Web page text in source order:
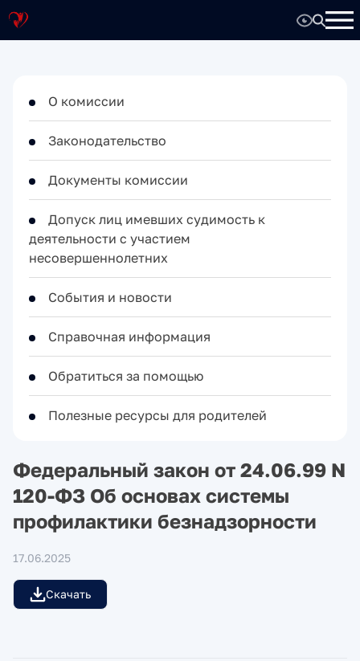
О комиссии
Законодательство
Документы комиссии
Допуск лиц имевших судимость к
деятельности с участием
несовершеннолетних
События и новости
Справочная информация
Обратиться за помощью
Полезные ресурсы для родителей
Федеральный закон от 24.06.99 N
120-ФЗ Об основах системы
профилактики безнадзорности
17.06.2025
Скачать